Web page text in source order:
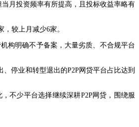
月投资频率有所提高，且投标收益率略有
较上月减少6家。
构明确不予备案，大量劣质、不合规平台
停业和转型退出的P2P网贷平台占比达到
不少平台选择继续深耕P2P网贷，围绕服